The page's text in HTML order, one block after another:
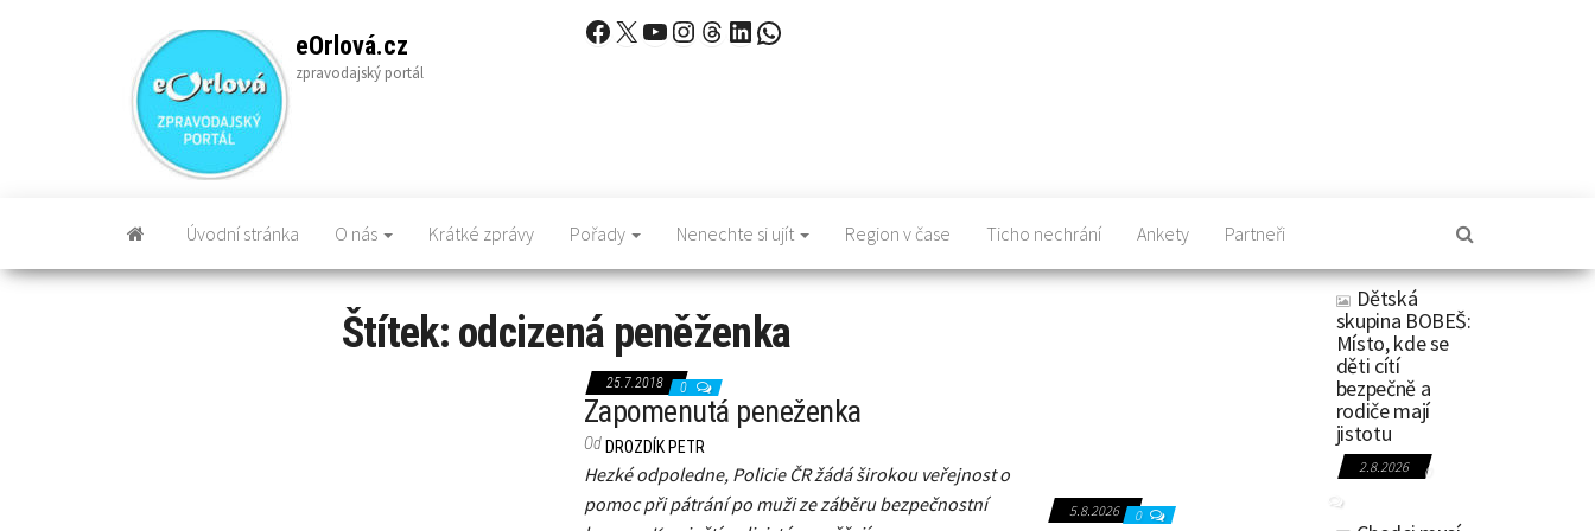
eOrlová.cz
zpravodajský portál
Facebook
X YouTube
Instagram
Threads
LinkedIn
WhatsApp
Úvodní stránka O nás Krátké zprávy Pořady Nenechte si ujít Region v čase Ticho nechrání Ankety Partneři
Štítek: odcizená peněženka
25.7.2018 0
Zapomenutá peneženka
Od DROZDÍK PETR
Hezké odpoledne, Policie ČR žádá širokou veřejnost o
pomoc při pátrání po muži ze záběru bezpečnostní
5.8.2026 0
Dětská
skupina BOBEŠ:
Místo, kde se
děti cítí
bezpečně a
rodiče mají
jistotu
2.8.2026 0